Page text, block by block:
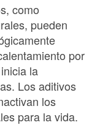
como
pueden
por
la
Los aditivos
los
para la vida.